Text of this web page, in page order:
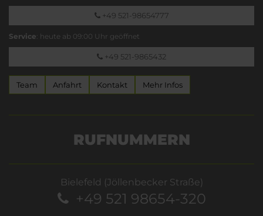
+49 521-98654777
Service: heute ab 09:00 Uhr geöffnet
+49 521-9865432
Team Anfahrt Kontakt Mehr Infos
RUFNUMMERN
Bielefeld (Jöllenbecker Straße)
+49 521 98654-320